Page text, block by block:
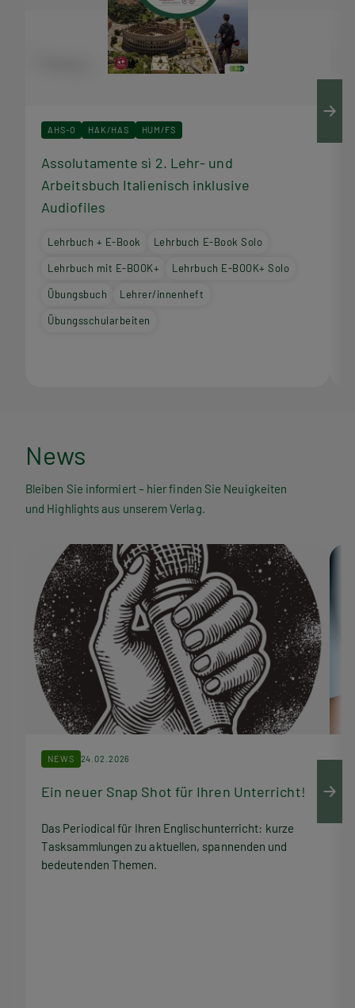
AHS-O HAK/HAS HUM/FS
Assolutamente sì 2. Lehr- und
Arbeitsbuch Italienisch inklusive
Audiofiles
Lehrbuch + E-Book Lehrbuch E-Book Solo
Lehrbuch mit E-BOOK+ Lehrbuch E-BOOK+ Solo
Übungsbuch Lehrer/innenheft
Übungsschularbeiten
N
e
w
News
Bleiben Sie informiert – hier finden Sie Neuigkeiten
und Highlights aus unserem Verlag.
NEWS 24.02.2026
Ein neuer Snap Shot für Ihren Unterricht!
Das Periodical für Ihren Englischunterricht: kurze
Tasksammlungen zu aktuellen, spannenden und
bedeutenden Themen.